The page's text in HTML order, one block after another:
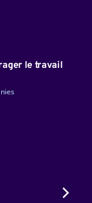
le travail